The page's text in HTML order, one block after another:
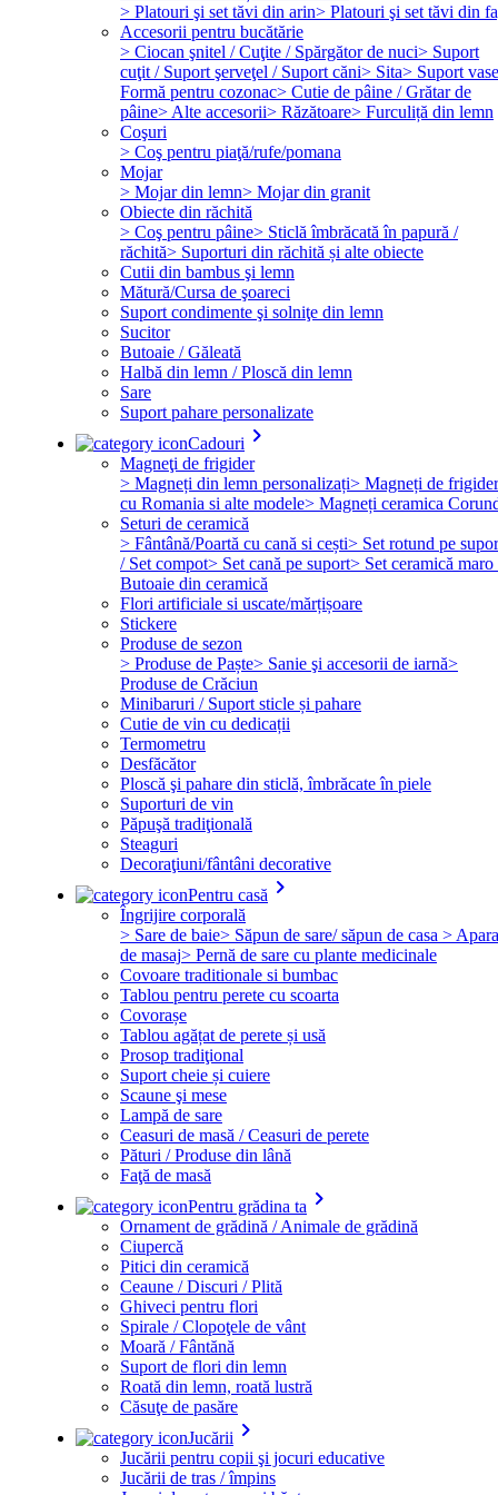
> Platouri şi set tăvi din arin> Platouri şi set tăvi din
Accesorii pentru bucătărie
> Ciocan şnitel / Cuţite / Spărgător de nuci> Suport
cuţit / Suport şerveţel / Suport căni> Sita> Suport vase
Formă pentru cozonac> Cutie de pâine / Grătar de
pâine> Alte accesorii> Răzătoare> Furculiță din lemn
Coşuri
> Coş pentru piaţă/rufe/pomana
Mojar
> Mojar din lemn> Mojar din granit
Obiecte din răchită
> Coş pentru pâine> Sticlă îmbrăcată în papură /
răchită> Suporturi din răchită și alte obiecte
Cutii din bambus şi lemn
Mătură/Cursa de şoareci
Suport condimente şi solniţe din lemn
Sucitor
Butoaie / Găleată
Halbă din lemn / Ploscă din lemn
Sare
Suport pahare personalizate
Cadouri keyboard_arrow_right
Magneţi de frigider
> Magneți din lemn personalizați> Magneți de frigider
cu Romania si alte modele> Magneți ceramica
Seturi de ceramică
> Fântână/Poartă cu cană si cești> Set rotund pe
/ Set compot> Set cană pe suport> Set ceramică maro
Butoaie din ceramică
Flori artificiale si uscate/mărțișoare
Stickere
Produse de sezon
> Produse de Paște> Sanie şi accesorii de iarnă>
Produse de Crăciun
Minibaruri / Suport sticle și pahare
Cutie de vin cu dedicații
Termometru
Desfăcător
Ploscă şi pahare din sticlă, îmbrăcate în piele
Suporturi de vin
Păpuşă tradiţională
Steaguri
Decoraţiuni/fântâni decorative
Pentru casă keyboard_arrow_right
Îngrijire corporală
> Sare de baie> Săpun de sare/ săpun de casa >
de masaj> Pernă de sare cu plante medicinale
Covoare traditionale si bumbac
Tablou pentru perete cu scoarta
Covorașe
Tablou agățat de perete și usă
Prosop tradiţional
Suport cheie și cuiere
Scaune şi mese
Lampă de sare
Ceasuri de masă / Ceasuri de perete
Pături / Produse din lână
Faţă de masă
Pentru grădina ta keyboard_arrow_right
Ornament de grădină / Animale de grădină
Ciupercă
Pitici din ceramică
Ceaune / Discuri / Plită
Ghiveci pentru flori
Spirale / Clopoţele de vânt
Moară / Fântănă
Suport de flori din lemn
Roată din lemn, roată lustră
Căsuţe de pasăre
Jucării keyboard_arrow_right
Jucării pentru copii şi jocuri educative
Jucării de tras / împins